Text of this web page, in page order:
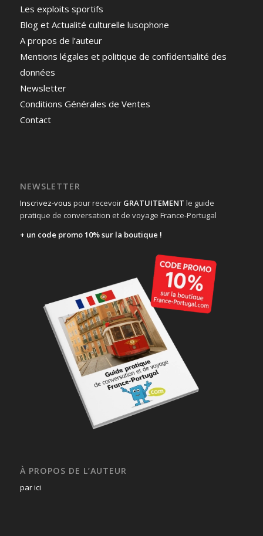
Les exploits sportifs
Blog et Actualité culturelle lusophone
A propos de l’auteur
Mentions légales et politique de confidentialité des
données
Newsletter
Conditions Générales de Ventes
Contact
NEWSLETTER
Inscrivez-vous pour recevoir GRATUITEMENT le guide
pratique de conversation et de voyage France-Portugal
+ un code promo 10% sur la boutique !
À PROPOS DE L’AUTEUR
par ici